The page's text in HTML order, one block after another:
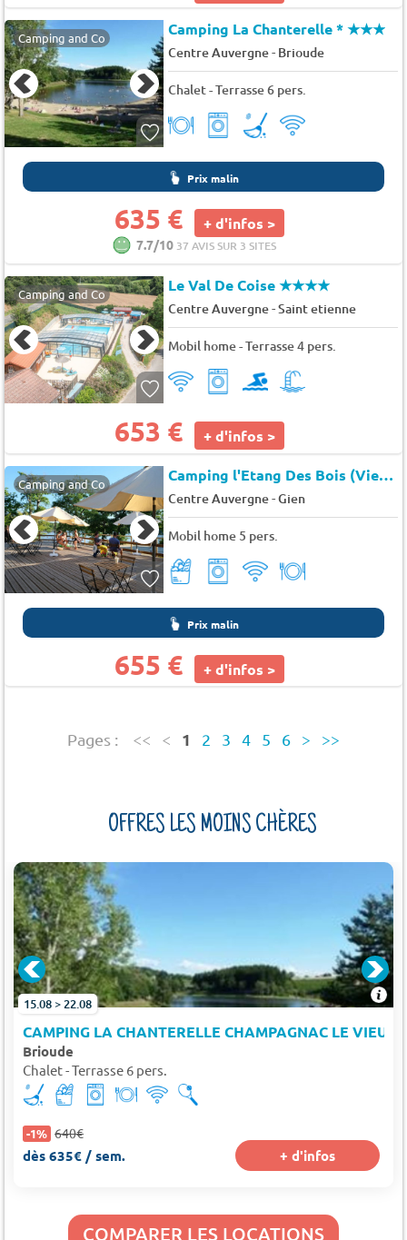
Camping and Co Camping La Chanterelle *★★★
Centre Auvergne- Brioude
Chalet - Terrasse 6 pers.
Prix malin
635 € + d'infos >
7.7/10 37 AVIS SUR 3 SITES
Camping and Co Le Val De Coise★★★★
Centre Auvergne-Saint etienne
Mobil home - Terrasse 4 pers.
653 € + d'infos >
Camping and Co Camping l'Etang Des Bois (Vieilles-Maisons-sur-Joudry à 16 km)
Centre Auvergne-Gien
Mobil home 5 pers.
Prix malin
655 € + d'infos >
Pages : << < 1 2 3 4 5 6 > >>
OFFRES LES MOINS CHÈRES
15.08 > 22.08
CAMPING LA CHANTERELLE CHAMPAGNAC LE VIEUX
Brioude
Chalet - Terrasse 6 pers.
-1% 640€
dès 635€ / sem. + d'infos
COMPARER LES LOCATIONS